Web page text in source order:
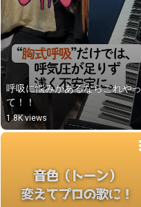
呼吸に悩みがあるならこれやっ
て！！
1.8K views